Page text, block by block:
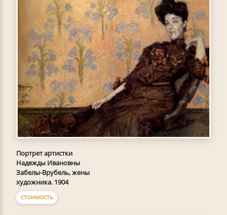
Портрет артистки
Надежды Ивановны
Забелы-Врубель, жены
художника. 1904
СТОИМОСТЬ